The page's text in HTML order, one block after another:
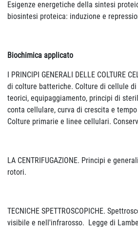
Esigenze energetiche della sintesi
biosintesi proteica: induzione e
Biochimica applicato
I PRINCIPI GENERALI DELLE COLTURE
di colture batteriche. Colture di cellule
teorici, equipaggiamento, principi di
conta cellulare, curva di crescita e
Colture primarie e linee cellulari.
LA CENTRIFUGAZIONE. Principi e
rotori.
TECNICHE SPETTROSCOPICHE.
visibile e nell'infrarosso. Legge di